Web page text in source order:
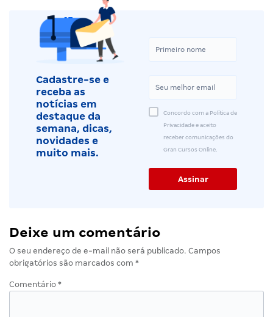
Cadastre-se e
receba as
notícias em
destaque da
semana, dicas,
novidades e
muito mais.
Concordo com a Política de
Privacidade e aceito
receber comunicações do
Gran Cursos Online.
Deixe um comentário
O seu endereço de e-mail não será publicado. Campos
obrigatórios são marcados com *
Comentário *